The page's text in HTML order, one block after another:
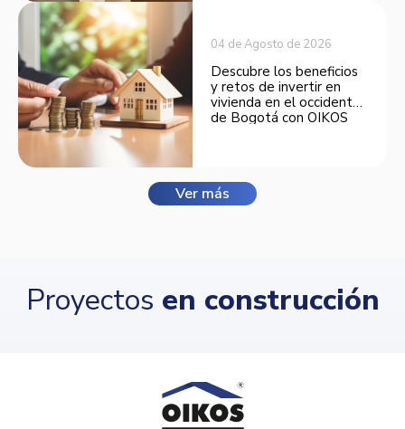
04 de Agosto de 2026
Descubre los beneficios
y retos de invertir en
vivienda en el occidente
de Bogotá con OIKOS
Ver más
Proyectos en construcción